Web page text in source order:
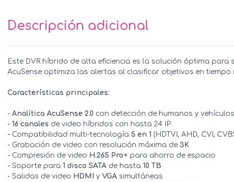
Descripción adicional
Este DVR híbrido de alta eficiencia es la solución óptima
AcuSense optimiza las alertas al clasificar objetivos en
Características principales:
- Analítica AcuSense 2.0 con detección de humanos y vehículos
- 16 canales de video híbridos con hasta 24 IP
- Compatibilidad multi-tecnología 5 en 1 (HDTVI, AHD, CVI,
- Grabación de video con resolución máxima de 3K
- Compresión de video H.265 Pro+ para ahorro de espacio
- Soporte para 1 disco SATA de hasta 10 TB
- Salidas de video HDMI y VGA simultáneas